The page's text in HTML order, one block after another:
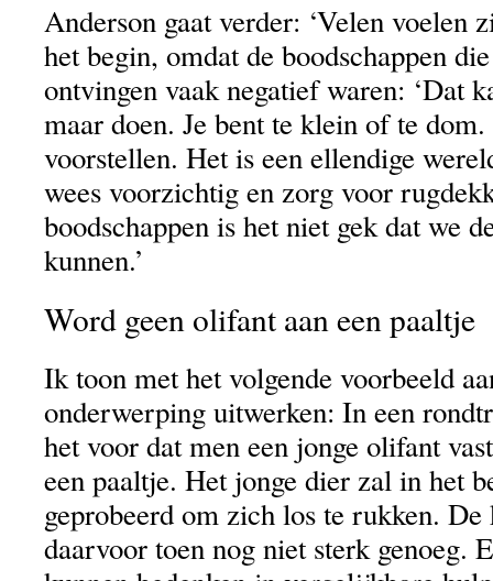
Anderson gaat verder: ‘Velen voelen
het begin, omdat de boodschappen
ontvingen vaak negatief waren: ‘Dat
maar doen. Je bent te klein of te
voorstellen. Het is een ellendige
wees voorzichtig en zorg voor
boodschappen is het niet gek dat we
kunnen.’
Word geen olifant aan een paaltje
Ik toon met het volgende voorbeeld
onderwerping uitwerken: In een
het voor dat men een jonge olifant
een paaltje. Het jonge dier zal in het
geprobeerd om zich los te rukken.
daarvoor toen nog niet sterk genoeg.